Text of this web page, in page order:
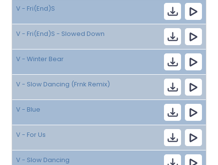
V - Fri(End)S
V - Fri(End)S - Slowed Down
V - Winter Bear
V - Slow Dancing (Frnk Remix)
V - Blue
V - For Us
V - Slow Dancing